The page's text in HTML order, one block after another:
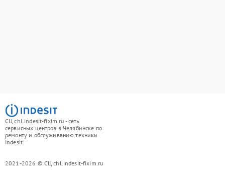
СЦ chl.indesit-fixim.ru - сеть
сервисных центров в Челябинске по
ремонту и обслуживанию техники
Indesit
2021-2026 © СЦ chl.indesit-fixim.ru